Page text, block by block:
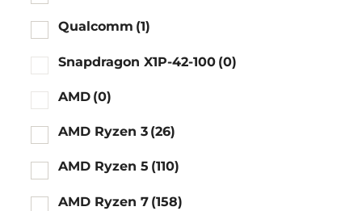
Qualcomm (1)
Snapdragon X1P-42-100 (0)
AMD (0)
AMD Ryzen 3 (26)
AMD Ryzen 5 (110)
AMD Ryzen 7 (158)